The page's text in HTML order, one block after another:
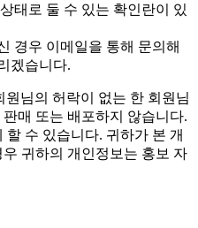
태로 둘 수 있는 확인란이 있
경우 이메일을 통해 문의해
겠습니다.
님의 허락이 없는 한 회원님
매 또는 배포하지 않습니다.
수 있습니다. 귀하가 본 개
귀하의 개인정보는 홍보 자